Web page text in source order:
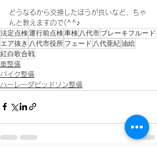
どうなるから交換したほうが良いなど、ちゃ
んと教えますので(^^♪
法定点検運行前点検車検 八代市ブレーキフルード
エア抜き 八代市役所フェード 八代亜紀油絵
紅白歌合戦
車整備
バイク整備
ハーレーダビッドソン整備